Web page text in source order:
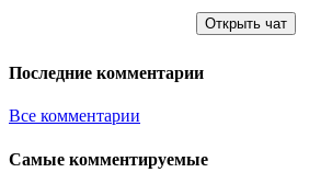
Открыть чат
Последние комментарии
Все комментарии
Самые комментируемые